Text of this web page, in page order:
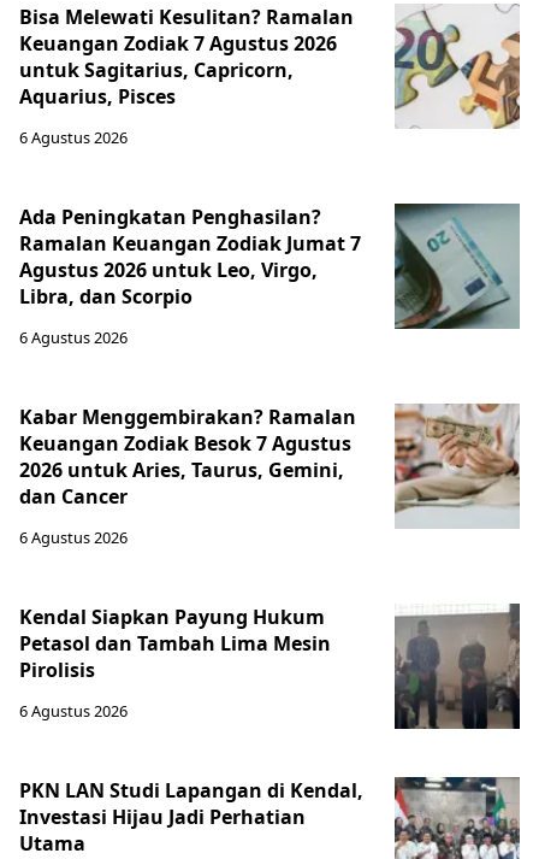
Bisa Melewati Kesulitan? Ramalan
Keuangan Zodiak 7 Agustus 2026
untuk Sagitarius, Capricorn,
Aquarius, Pisces
6 Agustus 2026
Ada Peningkatan Penghasilan?
Ramalan Keuangan Zodiak Jumat 7
Agustus 2026 untuk Leo, Virgo,
Libra, dan Scorpio
6 Agustus 2026
Kabar Menggembirakan? Ramalan
Keuangan Zodiak Besok 7 Agustus
2026 untuk Aries, Taurus, Gemini,
dan Cancer
6 Agustus 2026
Kendal Siapkan Payung Hukum
Petasol dan Tambah Lima Mesin
Pirolisis
6 Agustus 2026
PKN LAN Studi Lapangan di Kendal,
Investasi Hijau Jadi Perhatian
Utama